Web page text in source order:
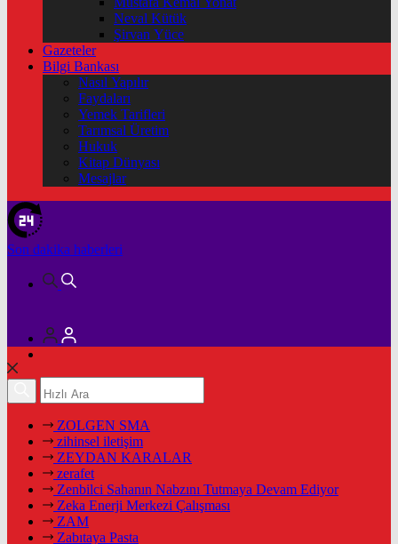
Neval Kütük
Şirvan Yüce
Gazeteler
Bilgi Bankası
Nasıl Yapılır
Faydaları
Yemek Tarifleri
Tarımsal Üretim
Hukuk
Kitap Dünyası
Mesajlar
Son dakika haberleri
ZOLGEN SMA
zihinsel iletişim
ZEYDAN KARALAR
zerafet
Zenbilci Sahanın Nabzını Tutmaya Devam Ediyor
Zeka Enerji Merkezi Çalışması
ZAM
Zabıtaya Pasta